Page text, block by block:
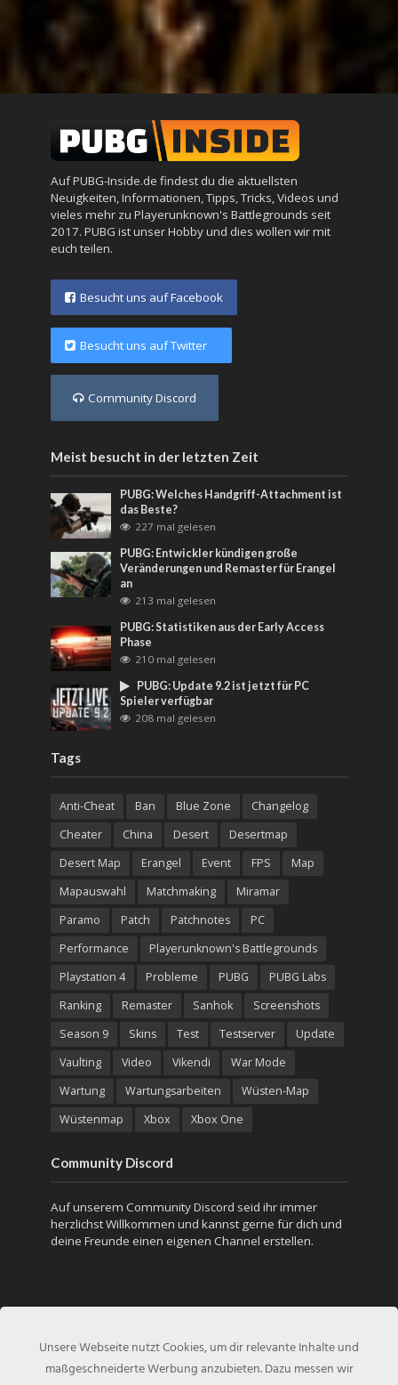
Auf PUBG-Inside.de findest du die aktuellsten
Neuigkeiten, Informationen, Tipps, Tricks, Videos und
vieles mehr zu Playerunknown's Battlegrounds seit
2017. PUBG ist unser Hobby und dies wollen wir mit
euch teilen.
Besucht uns auf Facebook
Besucht uns auf Twitter
Community Discord
Meist besucht in der letzten Zeit
PUBG: Welches Handgriff-Attachment ist
das Beste?
227 mal gelesen
PUBG: Entwickler kündigen große
Veränderungen und Remaster für Erangel
an
213 mal gelesen
PUBG: Statistiken aus der Early Access
Phase
210 mal gelesen
PUBG: Update 9.2 ist jetzt für PC
Spieler verfügbar
208 mal gelesen
Tags
Anti-Cheat Ban Blue Zone
Changelog
Cheater
China Desert
Desertmap
Desert Map
Erangel Event FPS
Map
Mapauswahl
Matchmaking
Miramar
Paramo
Patch Patchnotes
PC
Performance
Playerunknown's Battlegrounds
Playstation 4
Probleme PUBG
PUBG Labs
Ranking
Remaster Sanhok
Screenshots
Season 9
Skins Test Testserver
Update
Vaulting
Video Vikendi
War Mode
Wartung
Wartungsarbeiten
Wüsten-Map
Wüstenmap
Xbox Xbox One
Community Discord
Auf unserem Community Discord seid ihr immer
herzlichst Willkommen und kannst gerne für dich und
deine Freunde einen eigenen Channel erstellen.
Unsere Webseite nutzt Cookies, um dir relevante Inhalte und
maßgeschneiderte Werbung anzubieten. Dazu messen wir